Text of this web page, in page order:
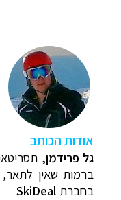
אודות הכותב
גל פרידמן,
ברמות שאין
בחברת SkiDeal